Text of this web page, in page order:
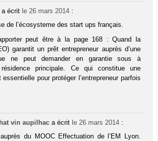
a écrit le 26 mars 2014 :
de l’écosysteme des start ups français.
peut être à la page 168 : Quand la
garantit un prêt entrepreneur auprès d’une
ne peut demander en garantie sous à
résidence principale. Ce qui constitue une
essentielle pour protéger l’entrepreneur parfois
vin aupilhac a écrit le 26 mars 2014 :
du MOOC Effectuation de l’EM Lyon.